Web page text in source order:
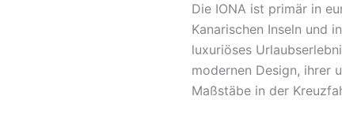
Die IONA ist primär in
Kanarischen Inseln und
luxuriöses
modernen Design, ihrer
Maßstäbe in der